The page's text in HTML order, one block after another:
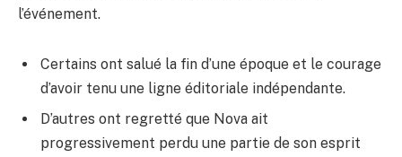
l’événement.
Certains ont salué la fin d’une époque et le courage
d’avoir tenu une ligne éditoriale indépendante.
D’autres ont regretté que Nova ait
progressivement perdu une partie de son esprit